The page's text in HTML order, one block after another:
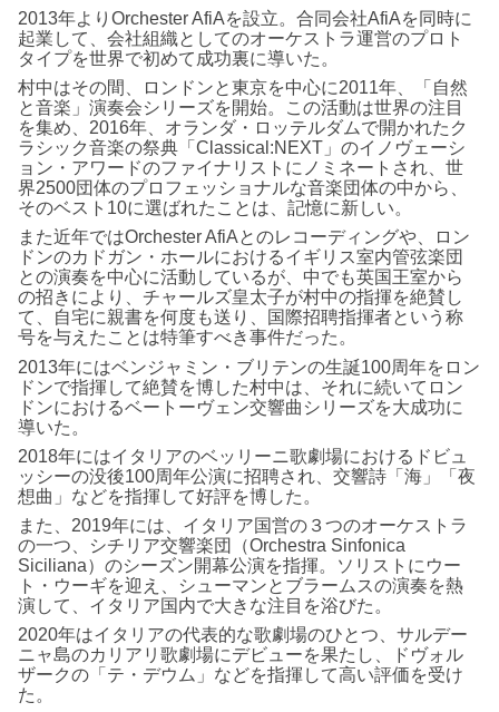
2013年よりOrchester AfiAを設立。合同会社AfiAを同時に
起業して、会社組織としてのオーケストラ運営のプロト
タイプを世界で初めて成功裏に導いた。
村中はその間、ロンドンと東京を中心に2011年、「自然
と音楽」演奏会シリーズを開始。この活動は世界の注目
を集め、2016年、オランダ・ロッテルダムで開かれたク
ラシック音楽の祭典「Classical:NEXT」のイノヴェーシ
ョン・アワードのファイナリストにノミネートされ、世
界2500団体のプロフェッショナルな音楽団体の中から、
そのベスト10に選ばれたことは、記憶に新しい。
また近年ではOrchester AfiAとのレコーディングや、ロン
ドンのカドガン・ホールにおけるイギリス室内管弦楽団
との演奏を中心に活動しているが、中でも英国王室から
の招きにより、チャールズ皇太子が村中の指揮を絶賛し
て、自宅に親書を何度も送り、国際招聘指揮者という称
号を与えたことは特筆すべき事件だった。
2013年にはベンジャミン・ブリテンの生誕100周年をロン
ドンで指揮して絶賛を博した村中は、それに続いてロン
ドンにおけるベートーヴェン交響曲シリーズを大成功に
導いた。
2018年にはイタリアのベッリーニ歌劇場におけるドビュ
ッシーの没後100周年公演に招聘され、交響詩「海」「夜
想曲」などを指揮して好評を博した。
また、2019年には、イタリア国営の３つのオーケストラ
の一つ、シチリア交響楽団（Orchestra Sinfonica
Siciliana）のシーズン開幕公演を指揮。ソリストにウー
ト・ウーギを迎え、シューマンとブラームスの演奏を熱
演して、イタリア国内で大きな注目を浴びた。
2020年はイタリアの代表的な歌劇場のひとつ、サルデー
ニャ島のカリアリ歌劇場にデビューを果たし、ドヴォル
ザークの「テ・デウム」などを指揮して高い評価を受け
た。